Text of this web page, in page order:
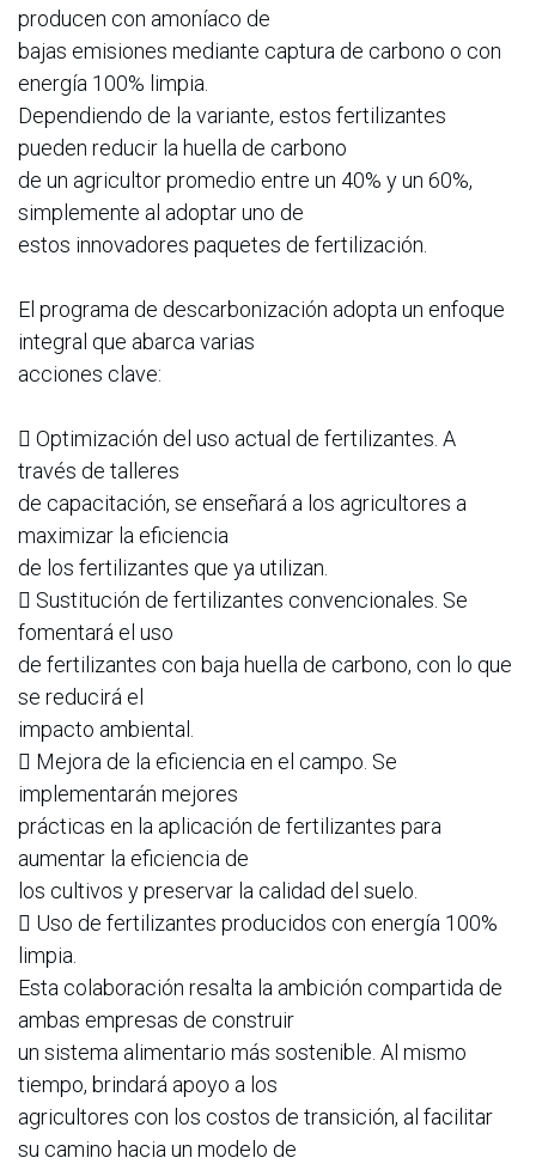
producen con amoníaco de
bajas emisiones mediante captura de carbono o con
energía 100% limpia.
Dependiendo de la variante, estos fertilizantes
pueden reducir la huella de carbono
de un agricultor promedio entre un 40% y un 60%,
simplemente al adoptar uno de
estos innovadores paquetes de fertilización.
El programa de descarbonización adopta un enfoque
integral que abarca varias
acciones clave:
 Optimización del uso actual de fertilizantes. A
través de talleres
de capacitación, se enseñará a los agricultores a
maximizar la eficiencia
de los fertilizantes que ya utilizan.
 Sustitución de fertilizantes convencionales. Se
fomentará el uso
de fertilizantes con baja huella de carbono, con lo que
se reducirá el
impacto ambiental.
 Mejora de la eficiencia en el campo. Se
implementarán mejores
prácticas en la aplicación de fertilizantes para
aumentar la eficiencia de
los cultivos y preservar la calidad del suelo.
 Uso de fertilizantes producidos con energía 100%
limpia.
Esta colaboración resalta la ambición compartida de
ambas empresas de construir
un sistema alimentario más sostenible. Al mismo
tiempo, brindará apoyo a los
agricultores con los costos de transición, al facilitar
su camino hacia un modelo de